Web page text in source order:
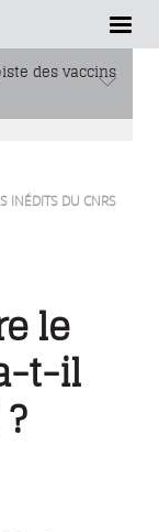
des vaccins
INÉDITS DU CNRS
le
t-il